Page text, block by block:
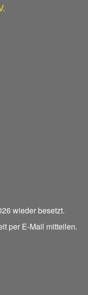
wieder besetzt.
per E-Mail mitteilen.